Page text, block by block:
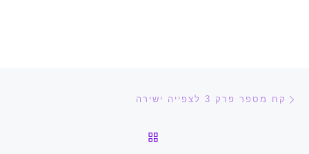
ניווט בפוסטים
קח מספר פרק 3 לצפייה ישירה
חזרה לרשימת הפוסטים